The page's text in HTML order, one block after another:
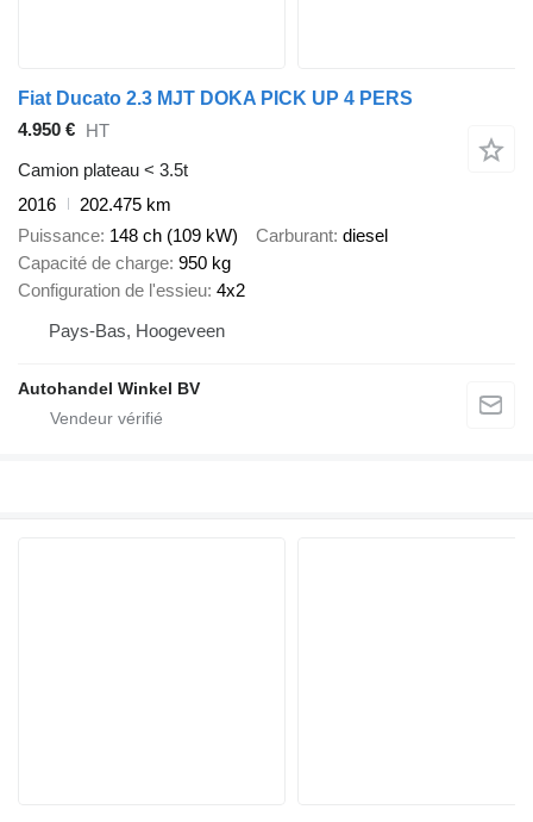
Fiat Ducato 2.3 MJT DOKA PICK UP 4 PERS
4.950 € HT
Camion plateau < 3.5t
2016
202.475 km
Puissance 148 ch (109 kW) Carburant diesel
Capacité de charge 950 kg
Configuration de l'essieu 4x2
Pays-Bas, Hoogeveen
Autohandel Winkel BV